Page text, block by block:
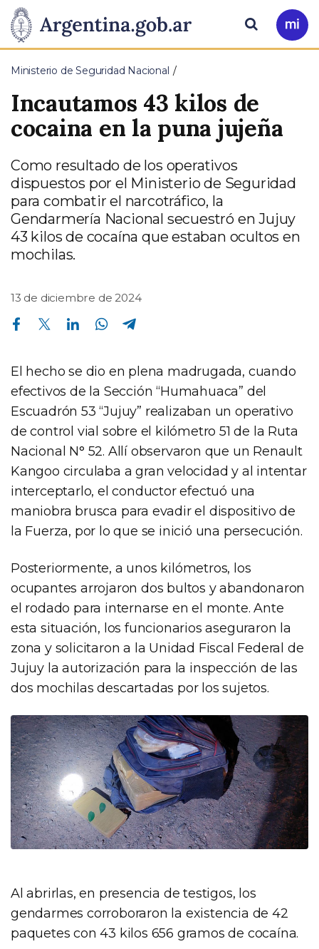
Presidencia
de
la
Nación
Pasar al contenido principal
Ir
a
Buscar
Ministerio de Seguridad Nacional
Incautamos 43 kilos de
cocaina en la puna jujeña
Como resultado de los operativos
dispuestos por el Ministerio de Seguridad
para combatir el narcotráfico, la
Gendarmería Nacional secuestró en Jujuy
43 kilos de cocaína que estaban ocultos en
mochilas.
13 de diciembre de 2024
Compartir en Facebook Compartir en Twitter Compartir en Linkedin Compartir en Whatsapp
El hecho se dio en plena madrugada, cuando
efectivos de la Sección “Humahuaca” del
Escuadrón 53 “Jujuy” realizaban un operativo
de control vial sobre el kilómetro 51 de la Ruta
Nacional N° 52. Allí observaron que un Renault
Kangoo circulaba a gran velocidad y al intentar
interceptarlo, el conductor efectuó una
maniobra brusca para evadir el dispositivo de
la Fuerza, por lo que se inició una persecución.
Posteriormente, a unos kilómetros, los
ocupantes arrojaron dos bultos y abandonaron
el rodado para internarse en el monte. Ante
esta situación, los funcionarios aseguraron la
zona y solicitaron a la Unidad Fiscal Federal de
Jujuy la autorización para la inspección de las
dos mochilas descartadas por los sujetos.
Al abrirlas, en presencia de testigos, los
gendarmes corroboraron la existencia de 42
paquetes con 43 kilos 656 gramos de cocaína.